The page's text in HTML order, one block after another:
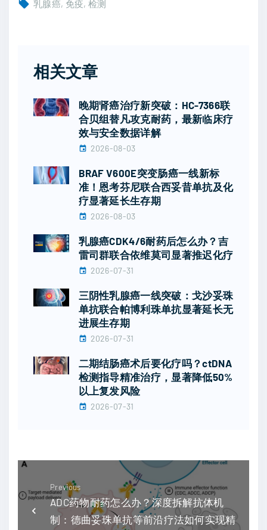
乳腺癌 免疫 检测
相关文章
晚期肾癌治疗新突破：HC-7366联
合贝组替凡攻克耐药，最新临床疗
效与安全数据详解
2026-08-03
BRAF V600E突变肠癌一线新标
准！恩考芬尼联合西妥昔单抗及化
疗显著延长生存期
2026-08-03
乳腺癌CDK4/6耐药后怎么办？吉
雷司群联合依维莫司显著推迟化疗
2026-07-31
三阴性乳腺癌一线突破：戈沙妥珠
单抗联合帕博利珠单抗显著延长无
进展生存期
2026-07-31
二期结肠癌术后要化疗吗？ctDNA
检测指导精准治疗，显著降低50%
以上复发风险
2026-07-31
Previous
ADC药物耐药怎么办？深度拆解抗体机
制：德曲妥珠单抗等前沿疗法如何实现精